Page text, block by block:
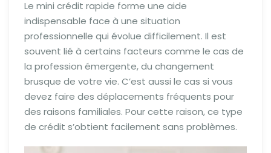
Le mini crédit rapide forme une aide
indispensable face à une situation
professionnelle qui évolue difficilement. Il est
souvent lié à certains facteurs comme le cas de
la profession émergente, du changement
brusque de votre vie. C’est aussi le cas si vous
devez faire des déplacements fréquents pour
des raisons familiales. Pour cette raison, ce type
de crédit s’obtient facilement sans problèmes.